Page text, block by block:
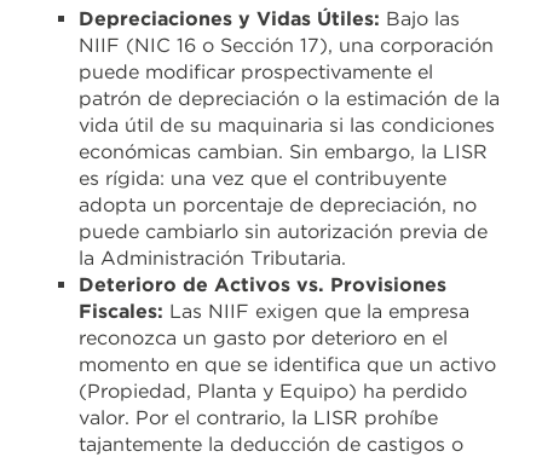
Depreciaciones y Vidas Útiles: Bajo las
NIIF (NIC 16 o Sección 17), una corporación
puede modificar prospectivamente el
patrón de depreciación o la estimación de la
vida útil de su maquinaria si las condiciones
económicas cambian. Sin embargo, la LISR
es rígida: una vez que el contribuyente
adopta un porcentaje de depreciación, no
puede cambiarlo sin autorización previa de
la Administración Tributaria.
Deterioro de Activos vs. Provisiones
Fiscales: Las NIIF exigen que la empresa
reconozca un gasto por deterioro en el
momento en que se identifica que un activo
(Propiedad, Planta y Equipo) ha perdido
valor. Por el contrario, la LISR prohíbe
tajantemente la deducción de castigos o